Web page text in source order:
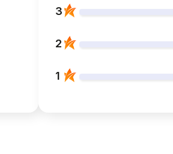
3
2
1